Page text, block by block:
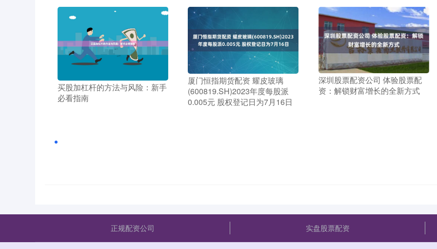
​买股加杠杆的方法与风险：新手
必看指南
​厦门恒指期货配资 耀皮玻璃
(600819.SH)2023年度每股派
0.005元 股权登记日为7月16日
​深圳股票配资公司 体验股票配
资：解锁财富增长的全新方式
正规配资公司 实盘股票配资